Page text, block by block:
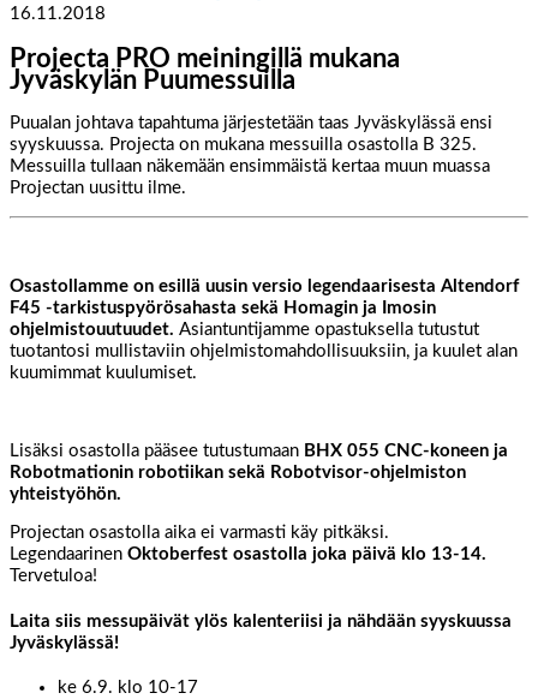
16.11.2018
Projecta PRO meiningillä mukana
Jyväskylän Puumessuilla
Puualan johtava tapahtuma järjestetään taas Jyväskylässä ensi
syyskuussa. Projecta on mukana messuilla osastolla B 325.
Messuilla tullaan näkemään ensimmäistä kertaa muun muassa
Projectan uusittu ilme.
Osastollamme on esillä uusin versio legendaarisesta Altendorf
F45 -tarkistuspyörösahasta sekä Homagin ja Imosin
ohjelmistouutuudet. Asiantuntijamme opastuksella tutustut
tuotantosi mullistaviin ohjelmistomahdollisuuksiin, ja kuulet alan
kuumimmat kuulumiset.
Lisäksi osastolla pääsee tutustumaan BHX 055 CNC-koneen ja
Robotmationin robotiikan sekä Robotvisor-ohjelmiston
yhteistyöhön.
Projectan osastolla aika ei varmasti käy pitkäksi.
Legendaarinen Oktoberfest osastolla joka päivä klo 13-14.
Tervetuloa!
Laita siis messupäivät ylös kalenteriisi ja nähdään syyskuussa
Jyväskylässä!
ke 6.9. klo 10-17